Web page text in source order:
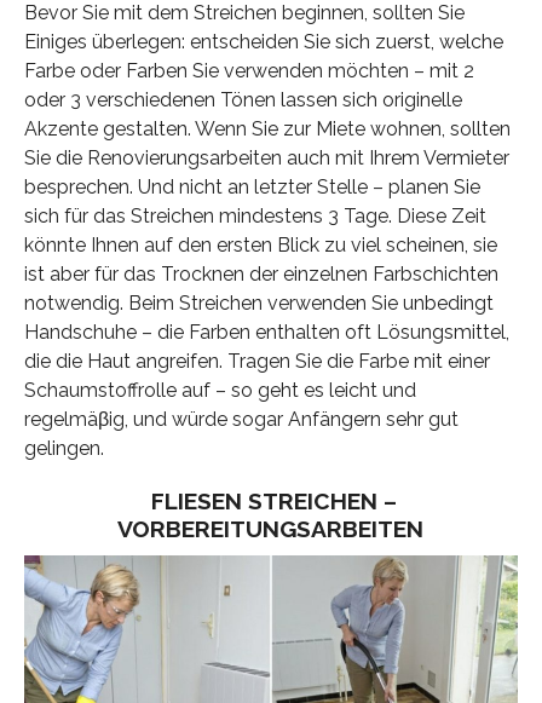
Bevor Sie mit dem Streichen beginnen, sollten Sie
Einiges überlegen: entscheiden Sie sich zuerst, welche
Farbe oder Farben Sie verwenden möchten – mit 2
oder 3 verschiedenen Tönen lassen sich originelle
Akzente gestalten. Wenn Sie zur Miete wohnen, sollten
Sie die Renovierungsarbeiten auch mit Ihrem Vermieter
besprechen. Und nicht an letzter Stelle – planen Sie
sich für das Streichen mindestens 3 Tage. Diese Zeit
könnte Ihnen auf den ersten Blick zu viel scheinen, sie
ist aber für das Trocknen der einzelnen Farbschichten
notwendig. Beim Streichen verwenden Sie unbedingt
Handschuhe – die Farben enthalten oft Lösungsmittel,
die die Haut angreifen. Tragen Sie die Farbe mit einer
Schaumstoffrolle auf – so geht es leicht und
regelmäβig, und würde sogar Anfängern sehr gut
gelingen.
FLIESEN STREICHEN –
VORBEREITUNGSARBEITEN